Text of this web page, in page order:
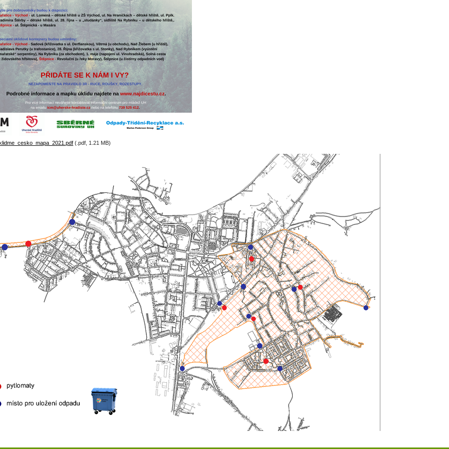
(.pdf, 1.21 MB)